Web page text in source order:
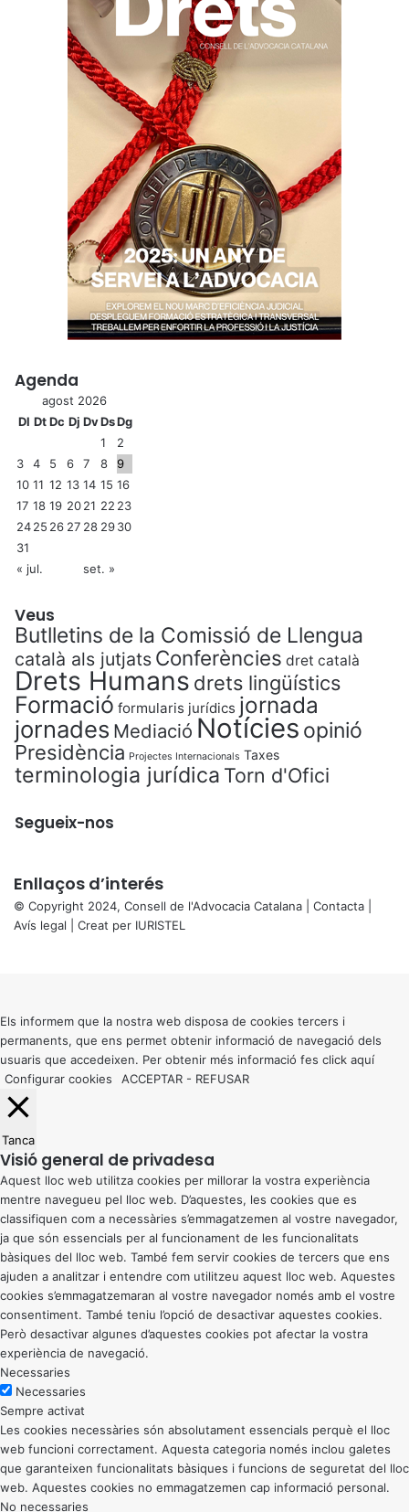
Agenda
agost 2026
Dl DtDc Dj DvDsDg
1
2
3
4 5 6 7 8
9
10 11 12 13 14 15 16
17 18 19 2021 22 23
2425 26 27 28 2930
31
« jul.
set. »
Veus
Butlletins de la Comissió de Llengua
català als jutjats Conferències dret català
Drets Humans drets lingüístics
Formació formularis jurídics jornada
jornades Mediació Notícies opinió
Presidència Projectes Internacionals Taxes
terminologia jurídica Torn d'Ofici
Segueix-nos
Enllaços d’interés
© Copyright 2024, Consell de l'Advocacia Catalana | Contacta
Avís legal | Creat per IURISTEL
button
Els informem que la nostra web disposa de cookies tercers i
permanents, que ens permet obtenir informació de navegació dels
usuaris que accedeixen. Per obtenir més informació fes click aquí
Configurar cookies
ACCEPTAR - REFUSAR
Tanca
Visió general de privadesa
Aquest lloc web utilitza cookies per millorar la vostra experiència
mentre navegueu pel lloc web. D’aquestes, les cookies que es
classifiquen com a necessàries s’emmagatzemen al vostre navegador,
ja que són essencials per al funcionament de les funcionalitats
bàsiques del lloc web. També fem servir cookies de tercers que ens
ajuden a analitzar i entendre com utilitzeu aquest lloc web. Aquestes
cookies s’emmagatzemaran al vostre navegador només amb el vostre
consentiment. També teniu l’opció de desactivar aquestes cookies.
Però desactivar algunes d’aquestes cookies pot afectar la vostra
experiència de navegació.
Necessaries
Necessaries
Sempre activat
Les cookies necessàries són absolutament essencials perquè el lloc
web funcioni correctament. Aquesta categoria només inclou galetes
que garanteixen funcionalitats bàsiques i funcions de seguretat del lloc
web. Aquestes cookies no emmagatzemen cap informació personal.
No necessaries